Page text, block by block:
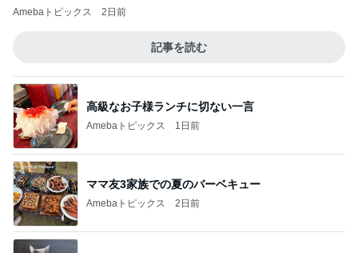
Amebaトピックス 2日前
記事を読む
高級なお子様ランチに切ない一言
Amebaトピックス 1日前
ママ友3家族での夏のバーベキュー
Amebaトピックス 2日前